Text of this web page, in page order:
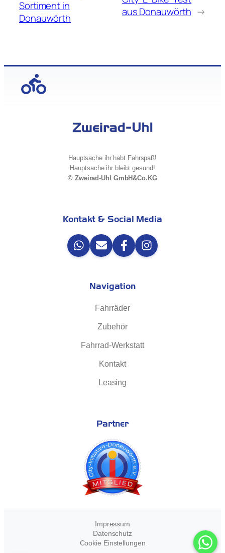
Sortiment in
Donauwörth
aus Donauwörth →
Hauptsache ihr habt Fahrspaß!
Hauptsache ihr bleibt gesund!
© Zweirad-Uhl GmbH&Co.KG
Kontakt & Social Media
Navigation
Fahrräder
Zubehör
Fahrrad-Werkstatt
Kontakt
Leasing
Partner
Impressum
Datenschutz
Cookie Einstellungen